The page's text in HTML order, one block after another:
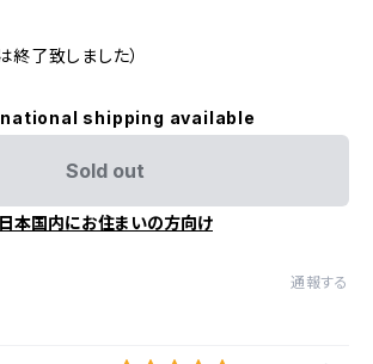
終了致しました）
shipping available
Sold out
日本国内にお住まいの方向け
通報する